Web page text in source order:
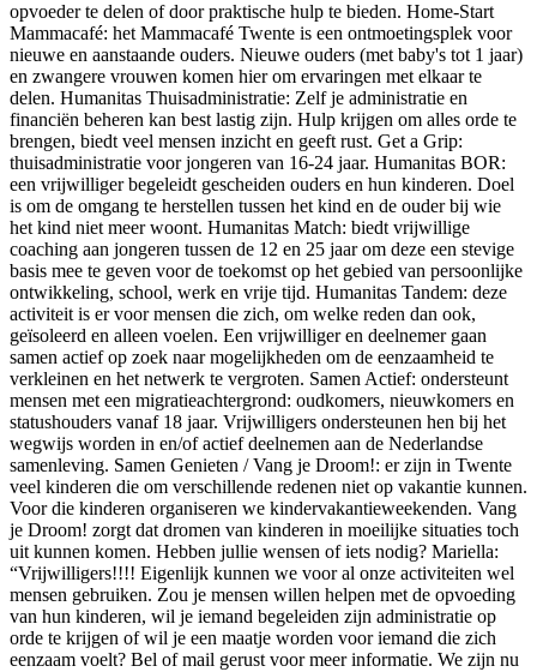
opvoeder te delen of door praktische hulp te bieden. Home-Start
Mammacafé: het Mammacafé Twente is een ontmoetingsplek voor
nieuwe en aanstaande ouders. Nieuwe ouders (met baby's tot 1 jaar)
en zwangere vrouwen komen hier om ervaringen met elkaar te
delen. Humanitas Thuisadministratie: Zelf je administratie en
financiën beheren kan best lastig zijn. Hulp krijgen om alles orde te
brengen, biedt veel mensen inzicht en geeft rust. Get a Grip:
thuisadministratie voor jongeren van 16-24 jaar. Humanitas BOR:
een vrijwilliger begeleidt gescheiden ouders en hun kinderen. Doel
is om de omgang te herstellen tussen het kind en de ouder bij wie
het kind niet meer woont. Humanitas Match: biedt vrijwillige
coaching aan jongeren tussen de 12 en 25 jaar om deze een stevige
basis mee te geven voor de toekomst op het gebied van persoonlijke
ontwikkeling, school, werk en vrije tijd. Humanitas Tandem: deze
activiteit is er voor mensen die zich, om welke reden dan ook,
geïsoleerd en alleen voelen. Een vrijwilliger en deelnemer gaan
samen actief op zoek naar mogelijkheden om de eenzaamheid te
verkleinen en het netwerk te vergroten. Samen Actief: ondersteunt
mensen met een migratieachtergrond: oudkomers, nieuwkomers en
statushouders vanaf 18 jaar. Vrijwilligers ondersteunen hen bij het
wegwijs worden in en/of actief deelnemen aan de Nederlandse
samenleving. Samen Genieten / Vang je Droom!: er zijn in Twente
veel kinderen die om verschillende redenen niet op vakantie kunnen.
Voor die kinderen organiseren we kindervakantieweekenden. Vang
je Droom! zorgt dat dromen van kinderen in moeilijke situaties toch
uit kunnen komen. Hebben jullie wensen of iets nodig? Mariella:
“Vrijwilligers!!!! Eigenlijk kunnen we voor al onze activiteiten wel
mensen gebruiken. Zou je mensen willen helpen met de opvoeding
van hun kinderen, wil je iemand begeleiden zijn administratie op
orde te krijgen of wil je een maatje worden voor iemand die zich
eenzaam voelt? Bel of mail gerust voor meer informatie. We zijn nu